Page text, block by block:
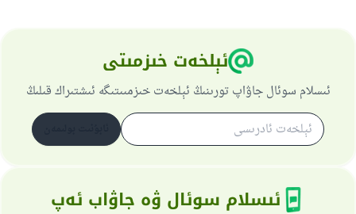
ئېلخەت خىزمىتى
ئىسلام سوئال جاۋاپ تورىنىڭ ئېلخەت خىزمىىتىگە ئىشتىراك قىلىڭ
ئىسلام سوئال ۋە جاۋاب ئەپ